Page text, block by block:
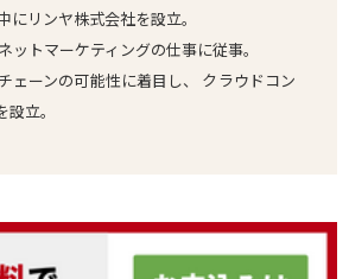
リンヤ株式会社を設立。
ットマーケティングの仕事に従事。
ーンの可能性に着目し、 クラウドコン
立。